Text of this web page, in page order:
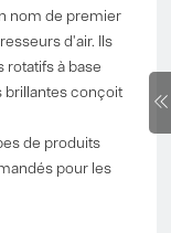
nom de premier
d'air. Ils
rotatifs à base
brillantes conçoit
de produits
pour les